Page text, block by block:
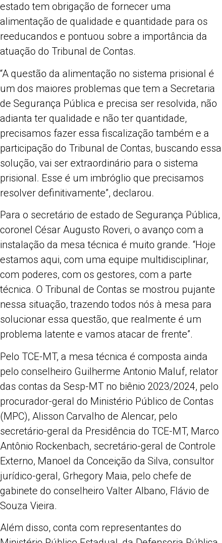
estado tem obrigação de fornecer uma
alimentação de qualidade e quantidade para os
reeducandos e pontuou sobre a importância da
atuação do Tribunal de Contas.
“A questão da alimentação no sistema prisional é
um dos maiores problemas que tem a Secretaria
de Segurança Pública e precisa ser resolvida, não
adianta ter qualidade e não ter quantidade,
precisamos fazer essa fiscalização também e a
participação do Tribunal de Contas, buscando essa
solução, vai ser extraordinário para o sistema
prisional. Esse é um imbróglio que precisamos
resolver definitivamente”, declarou.
Para o secretário de estado de Segurança Pública,
coronel César Augusto Roveri, o avanço com a
instalação da mesa técnica é muito grande. “Hoje
estamos aqui, com uma equipe multidisciplinar,
com poderes, com os gestores, com a parte
técnica. O Tribunal de Contas se mostrou pujante
nessa situação, trazendo todos nós à mesa para
solucionar essa questão, que realmente é um
problema latente e vamos atacar de frente”.
Pelo TCE-MT, a mesa técnica é composta ainda
pelo conselheiro Guilherme Antonio Maluf, relator
das contas da Sesp-MT no biênio 2023/2024, pelo
procurador-geral do Ministério Público de Contas
(MPC), Alisson Carvalho de Alencar, pelo
secretário-geral da Presidência do TCE-MT, Marco
Antônio Rockenbach, secretário-geral de Controle
Externo, Manoel da Conceição da Silva, consultor
jurídico-geral, Grhegory Maia, pelo chefe de
gabinete do conselheiro Valter Albano, Flávio de
Souza Vieira.
Além disso, conta com representantes do